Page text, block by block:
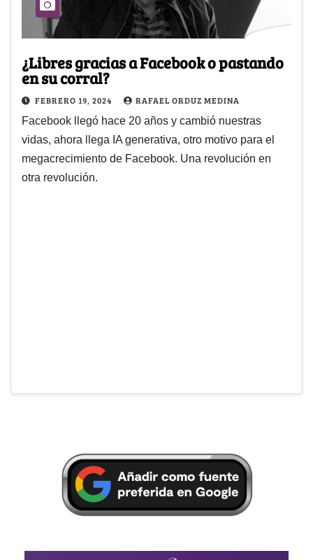
¿Libres gracias a Facebook o pastando
en su corral?
FEBRERO 19, 2024 RAFAEL ORDUZ MEDINA
Facebook llegó hace 20 años y cambió nuestras
vidas, ahora llega IA generativa, otro motivo para el
megacrecimiento de Facebook. Una revolución en
otra revolución.